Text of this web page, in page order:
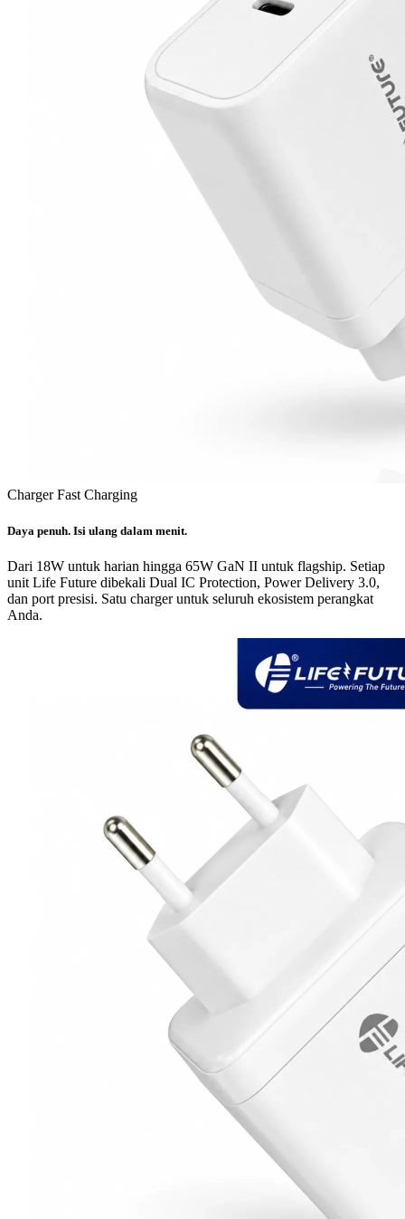
Charger Fast Charging
Daya penuh. Isi ulang dalam menit.
Dari 18W untuk harian hingga 65W GaN II untuk flagship. Setiap
unit Life Future dibekali Dual IC Protection, Power Delivery 3.0,
dan port presisi. Satu charger untuk seluruh ekosistem perangkat
Anda.